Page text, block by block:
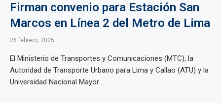
Firman convenio para Estación San
Marcos en Línea 2 del Metro de Lima
26 febrero, 2025
El Ministerio de Transportes y Comunicaciones (MTC), la
Autoridad de Transporte Urbano para Lima y Callao (ATU) y la
Universidad Nacional Mayor ...